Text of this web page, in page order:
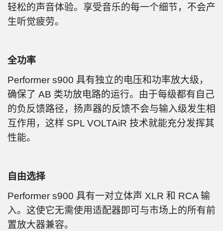
轻松的声音体验。享受音乐的每一个细节，不会产
生听觉疲劳。
全功率
Performer s900 具有独立的电压和功率放大级，
确保了 AB 类功放电路的运行。由于每级都有自己
的负反馈路径，扬声器的反馈不会与输入级发生相
互作用，这样 SPL VOLTAiR 技术就能充分发挥其
性能。
自由选择
Performer s900 具有一对立体声 XLR 和 RCA 输
入。这使它无需使用适配器即可与市场上的所有前
置放大器兼容。